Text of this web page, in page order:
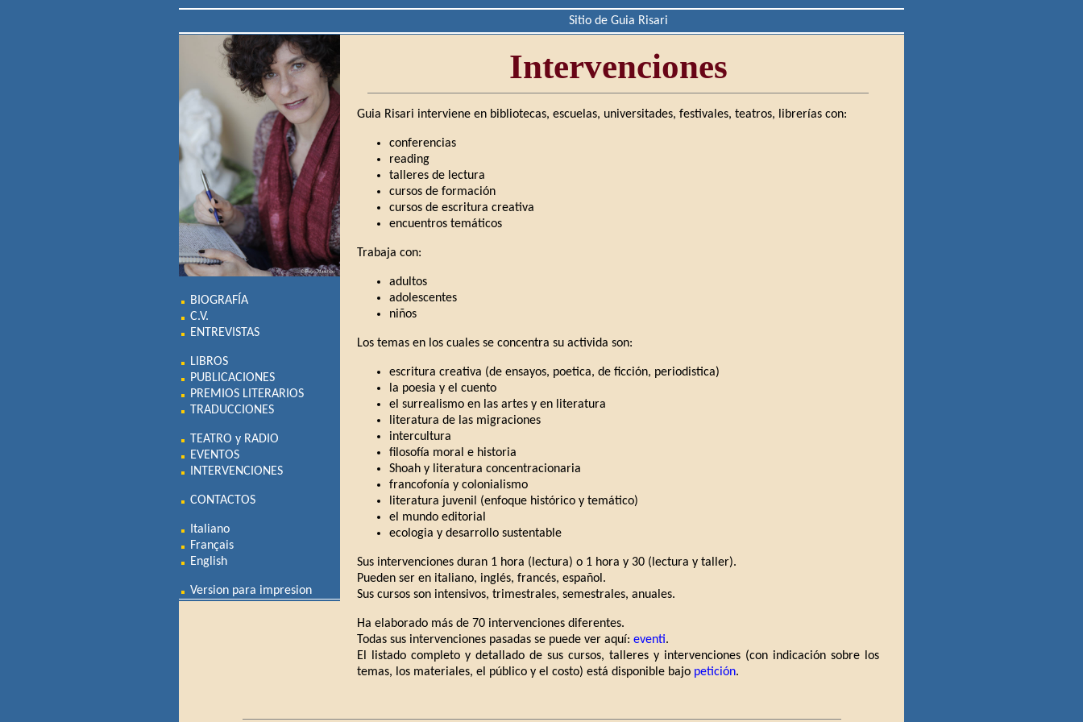
Sitio de Guia Risari
BIOGRAFÍA
C.V.
ENTREVISTAS
LIBROS
PUBLICACIONES
PREMIOS LITERARIOS
TRADUCCIONES
TEATRO y RADIO
EVENTOS
INTERVENCIONES
CONTACTOS
Italiano
Français
English
Version para impresion
Intervenciones
Guia Risari interviene en bibliotecas, escuelas, universitades, festivales, teatros, librerías con:
conferencias
reading
talleres de lectura
cursos de formación
cursos de escritura creativa
encuentros temáticos
Trabaja con:
adultos
adolescentes
niños
Los temas en los cuales se concentra su activida son:
escritura creativa (de ensayos, poetica, de ficción, periodistica)
la poesia y el cuento
el surrealismo en las artes y en literatura
literatura de las migraciones
intercultura
filosofía moral e historia
Shoah y literatura concentracionaria
francofonía y colonialismo
literatura juvenil (enfoque histórico y temático)
el mundo editorial
ecologia y desarrollo sustentable
Sus intervenciones duran 1 hora (lectura) o 1 hora y 30 (lectura y taller).
Pueden ser en italiano, inglés, francés, español.
Sus cursos son intensivos, trimestrales, semestrales, anuales.
Ha elaborado más de 70 intervenciones diferentes.
Todas sus intervenciones pasadas se puede ver aquí: eventi.
El listado completo y detallado de sus cursos, talleres y intervenciones (con indicación sobre los
temas, los materiales, el público y el costo) está disponible bajo petición.